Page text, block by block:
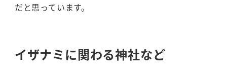
だと思っています。
イザナミに関わる神社など